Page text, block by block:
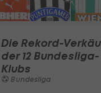
Fußball - Frauen-Bundesliga
/ TSV
Fußball - Frauen-Bundesliga
Die Rekord-
der 12 Bundesliga-
Klubs
Bundesliga